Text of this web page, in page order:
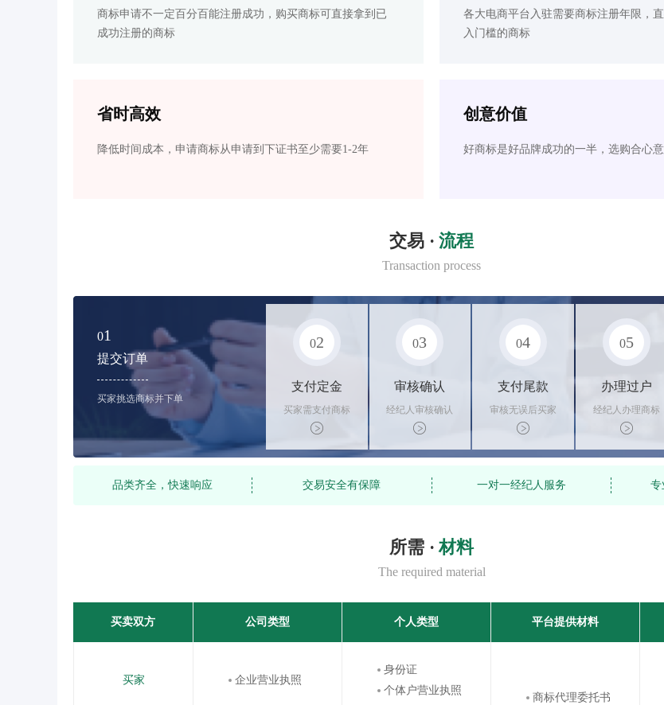
商标申请不一定百分百能注册成功，购买商标可直接拿到已
成功注册的商标
各大电商平台入驻需要商标注册年限，
入门槛的商标
省时高效
降低时间成本，申请商标从申请到下证书至少需要1-2年
创意价值
好商标是好品牌成功的一半，选购合心
交易 · 流程
Transaction process
01
提交订单
买家挑选商标并下单
02
支付定金
买家需支付商标
标价的10%的购
买订金
03
审核确认
经纪人审核确认
商标状态
04
支付尾款
审核无误后买家
支付尾款，卖家
办理相关手续
05
办理过户
经纪人办理商标
转让手续，交付
相关证书
品类齐全，快速响应 交易安全有保障 一对一经纪人服务 专
所需 · 材料
The required material
买卖双方 公司类型 个人类型 平台提供材料
买家 企业营业执照
身份证
个体户营业执照
商标代理委托书